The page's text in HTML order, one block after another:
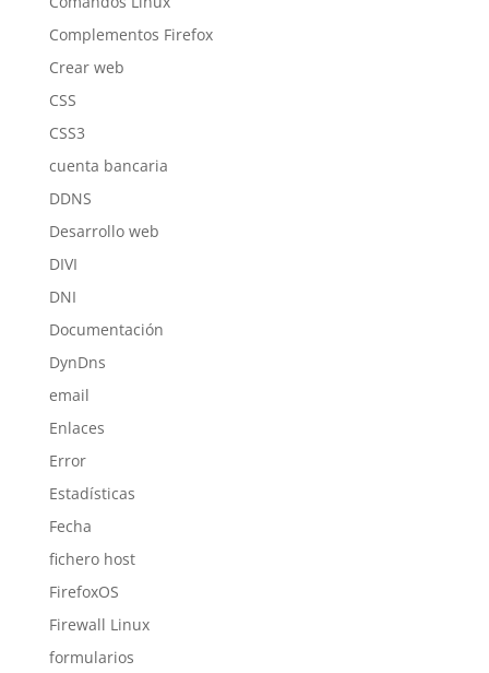
Complementos Firefox
Crear web
CSS
CSS3
cuenta bancaria
DDNS
Desarrollo web
DIVI
DNI
Documentación
DynDns
email
Enlaces
Error
Estadísticas
Fecha
fichero host
FirefoxOS
Firewall Linux
formularios